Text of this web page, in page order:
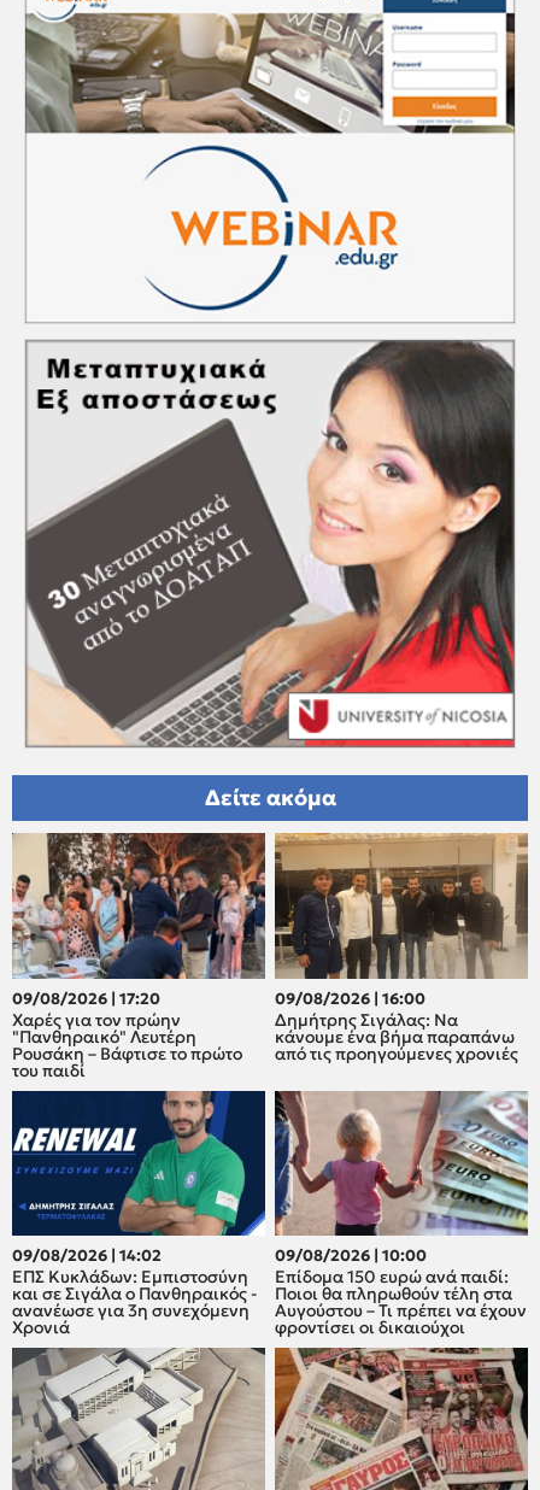
Δείτε ακόμα
09/08/2026 | 17:20
Xαρές για τον πρώην
"Πανθηραικό" Λευτέρη
Ρουσάκη – Βάφτισε το πρώτο
του παιδί
09/08/2026 | 16:00
Δημήτρης Σιγάλας: Να
κάνουμε ένα βήμα παραπάνω
από τις προηγούμενες χρονιές
09/08/2026 | 14:02
ΕΠΣ Κυκλάδων: Εμπιστοσύνη
και σε Σιγάλα ο Πανθηραικός -
ανανέωσε για 3η συνεχόμενη
Χρονιά
09/08/2026 | 10:00
Επίδομα 150 ευρώ ανά παιδί:
Ποιοι θα πληρωθούν τέλη στα
Αυγούστου – Τι πρέπει να έχουν
φροντίσει οι δικαιούχοι